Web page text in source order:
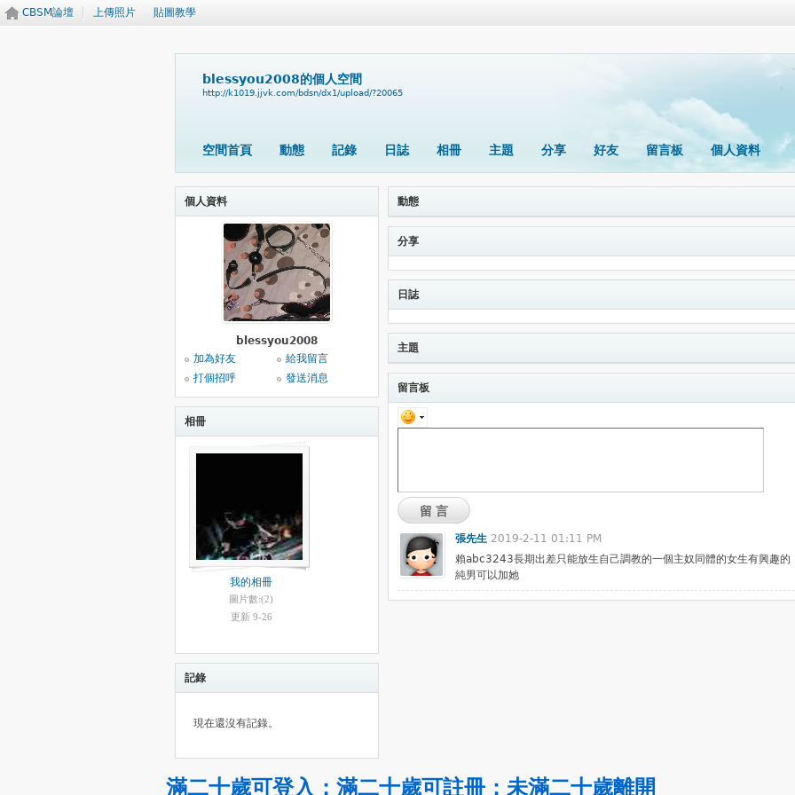
CBSM論壇 上傳照片 貼圖教學
blessyou2008的個人空間
http://k1019.jjvk.com/bdsn/dx1/upload/?20065
空間首頁 動態 記錄 日誌 相冊 主題 分享 好友 留言板 個人資料
個人資料
blessyou2008
加為好友
給我留言
打個招呼
發送消息
相冊
我的相冊
圖片數:(2)
更新 9-26
記錄
現在還沒有記錄。
動態
分享
日誌
主題
留言板
留言
張先生 2019-2-11 01:11 PM
賴abc3243長期出差只能放生自己調教的一個主奴同體的女生有興趣的
純男可以加她
滿二十歲可登入 ； 滿二十歲可註冊 ； 未滿二十歲離開